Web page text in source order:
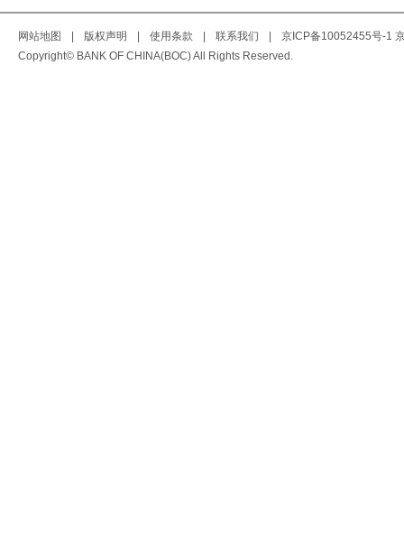
网站地图 版权声明 使用条款 联系我们 京ICP备10052455号-1
Copyright© BANK OF CHINA(BOC) All Rights Reserved.